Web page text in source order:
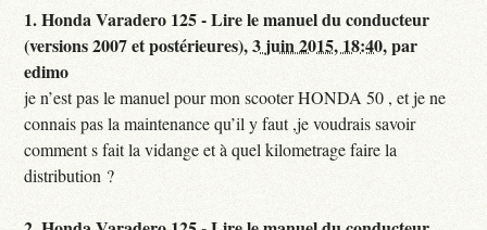
1.Honda Varadero 125 - Lire le manuel du conducteur
(versions 2007 et postérieures),3 juin 2015, 18:40,par
edimo
je n’est pas le manuel pour mon scooter HONDA 50 , et je ne
connais pas la maintenance qu’il y faut ,je voudrais savoir
comment s fait la vidange et à quel kilometrage faire la
distribution ?